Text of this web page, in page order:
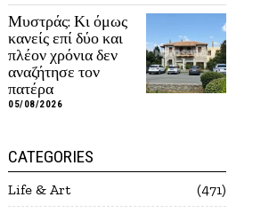
Μυστράς: Κι όμως
κανείς επί δύο και
πλέον χρόνια δεν
αναζήτησε τον
πατέρα
05/08/2026
CATEGORIES
Life & Art
471